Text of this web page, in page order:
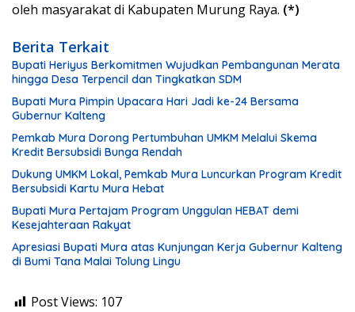
oleh masyarakat di Kabupaten Murung Raya. (*)
Berita Terkait
Bupati Heriyus Berkomitmen Wujudkan Pembangunan Merata
hingga Desa Terpencil dan Tingkatkan SDM
Bupati Mura Pimpin Upacara Hari Jadi ke-24 Bersama
Gubernur Kalteng
Pemkab Mura Dorong Pertumbuhan UMKM Melalui Skema
Kredit Bersubsidi Bunga Rendah
Dukung UMKM Lokal, Pemkab Mura Luncurkan Program Kredit
Bersubsidi Kartu Mura Hebat
Bupati Mura Pertajam Program Unggulan HEBAT demi
Kesejahteraan Rakyat
Apresiasi Bupati Mura atas Kunjungan Kerja Gubernur Kalteng
di Bumi Tana Malai Tolung Lingu
Post Views: 107